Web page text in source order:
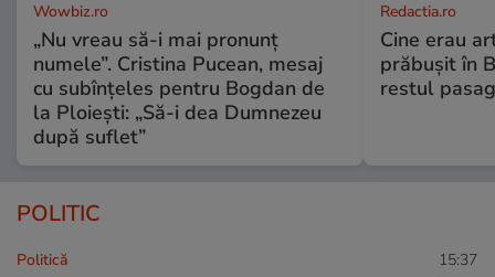
Wowbiz.ro
„Nu vreau să-i mai pronunț
numele”. Cristina Pucean, mesaj
cu subînțeles pentru Bogdan de
la Ploiești: „Să-i dea Dumnezeu
după suflet”
Redactia.ro
Cine erau
prăbușit în
restul
POLITIC
Politică 15:37